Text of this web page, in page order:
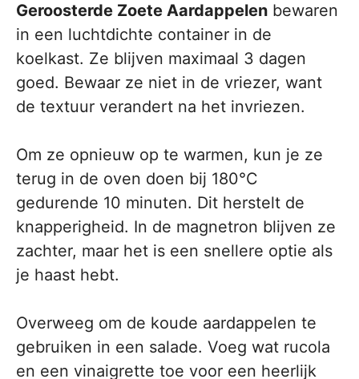
Geroosterde Zoete Aardappelen bewaren
in een luchtdichte container in de
koelkast. Ze blijven maximaal 3 dagen
goed. Bewaar ze niet in de vriezer, want
de textuur verandert na het invriezen.
Om ze opnieuw op te warmen, kun je ze
terug in de oven doen bij 180°C
gedurende 10 minuten. Dit herstelt de
knapperigheid. In de magnetron blijven ze
zachter, maar het is een snellere optie als
je haast hebt.
Overweeg om de koude aardappelen te
gebruiken in een salade. Voeg wat rucola
en een vinaigrette toe voor een heerlijk